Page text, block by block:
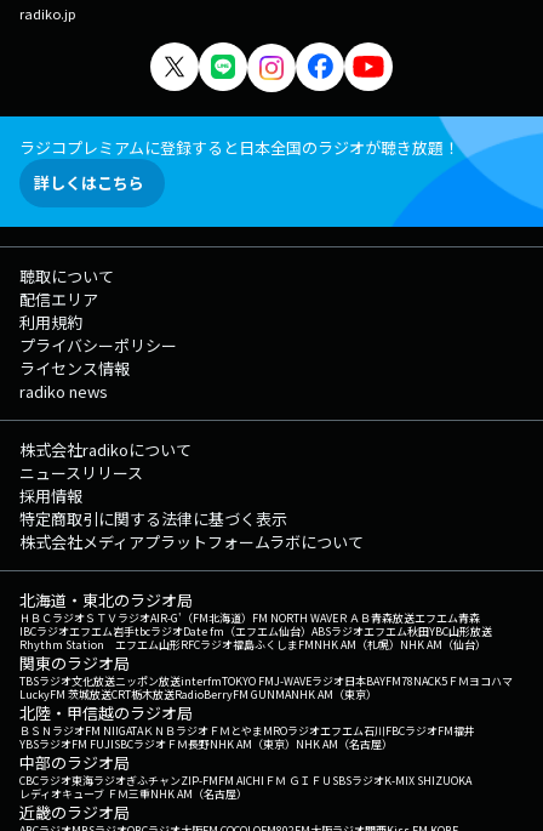
radiko.jp
ラジコプレミアムに登録すると日本全国のラジオが聴き放題！
詳しくはこちら
聴取について
配信エリア
利用規約
プライバシーポリシー
ライセンス情報
radiko news
株式会社radikoについて
ニュースリリース
採用情報
特定商取引に関する法律に基づく表示
株式会社メディアプラットフォームラボについて
北海道・東北のラジオ局
ＨＢＣラジオＳＴＶラジオAIR-G'（FM北海道） FM NORTH WAVEＲＡＢ青森放送エフエム青森
IBCラジオエフエム岩手tbcラジオDate fm（エフエム仙台） ABSラジオエフエム秋田YBC山形放送
Rhythm Station エフエム山形RFCラジオ福島ふくしまFMNHK AM（札幌） NHK AM（仙台）
関東のラジオ局
TBSラジオ文化放送ニッポン放送interfmTOKYO FMJ-WAVEラジオ日本BAYFM78NACK5 ＦＭヨコハマ
LuckyFM 茨城放送CRT栃木放送RadioBerryFM GUNMANHK AM（東京）
北陸・甲信越のラジオ局
ＢＳＮラジオFM NIIGATAＫＮＢラジオ ＦＭとやまMROラジオエフエム石川FBCラジオFM福井
YBSラジオFM FUJISBCラジオ ＦＭ長野NHK AM（東京） NHK AM（名古屋）
中部のラジオ局
CBCラジオ東海ラジオぎふチャンZIP-FMFM AICHI ＦＭ ＧＩＦＵ SBSラジオK-MIX SHIZUOKA
レディオキューブ ＦＭ三重NHK AM（名古屋）
近畿のラジオ局